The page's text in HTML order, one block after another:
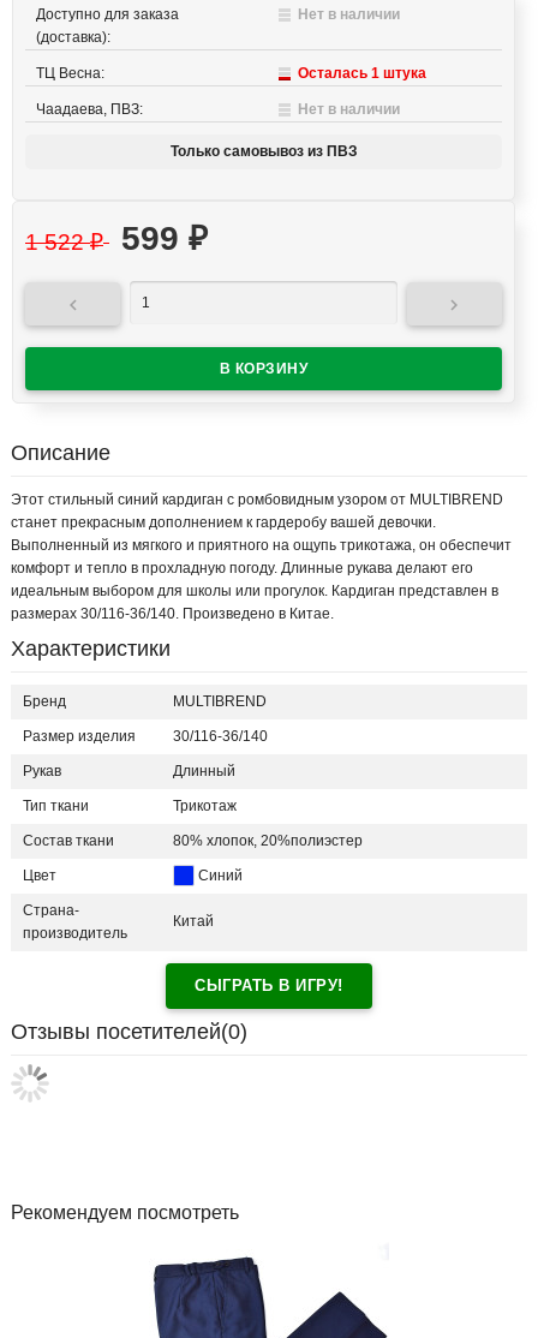
Доступно для заказа
(доставка):
Нет в наличии
ТЦ Весна: Осталась 1 штука
Чаадаева, ПВЗ: Нет в наличии
Только самовывоз из ПВЗ
1 522₽ 599 ₽
 
Описание
Этот стильный синий кардиган с ромбовидным узором от MULTIBREND
станет прекрасным дополнением к гардеробу вашей девочки.
Выполненный из мягкого и приятного на ощупь трикотажа, он обеспечит
комфорт и тепло в прохладную погоду. Длинные рукава делают его
идеальным выбором для школы или прогулок. Кардиган представлен в
размерах 30/116-36/140. Произведено в Китае.
Характеристики
Бренд MULTIBREND
Размер изделия 30/116-36/140
Рукав Длинный
Тип ткани Трикотаж
Состав ткани 80% хлопок, 20%полиэстер
Цвет Синий
Страна-
производитель
Китай
СЫГРАТЬ В ИГРУ!
Отзывы посетителей(0)
Рекомендуем посмотреть